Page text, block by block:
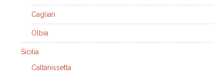
Cagliari
Olbia
Sicilia
Caltanissetta